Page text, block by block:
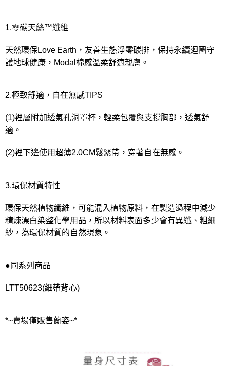
1.零碳天絲™纖維
天然環保Love Earth，友善生態淨零碳排，保持永續迴圈守
護地球健康，Modal棉感溫柔舒適親膚。
2.極致舒適，自在無感TIPS
(1)裡層附加透氣孔洞罩杯，輕柔包覆與支撐胸部，透氣舒
適。
(2)裡下邊使用超薄2.0CM鬆緊帶，穿著自在無感。
3.環保材質特性
環保天然植物纖維，可能混入植物原料，在製造過程中減少
精煉漂白染整化學用品，所以材料表面多少會有異纖、粗細
紗，為環保材質的自然現象。
●同系列商品
LTT50623(細帶背心)
*~賣場僅販售蘭姿~*